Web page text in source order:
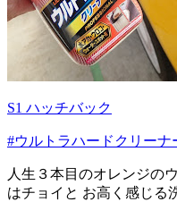
S1 ハッチバック
#ウルトラハードクリーナ
人生３本目のオレンジの
はチョイと お高く感じる